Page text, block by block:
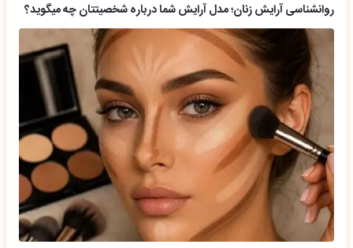
روانشناسی آرایش زنان؛ مدل آرایش شما درباره شخصیتتان چه میگوید؟